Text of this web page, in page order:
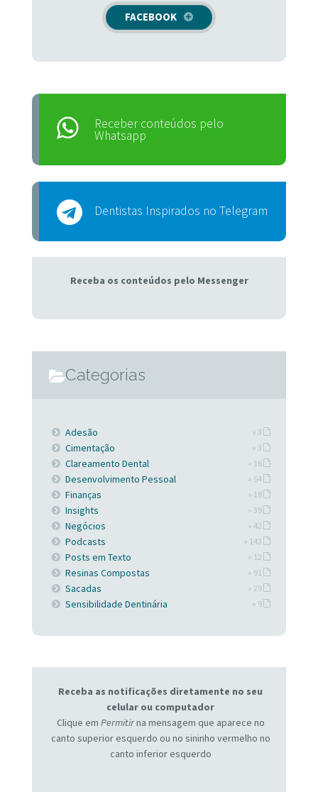
FACEBOOK
Receber conteúdos pelo
Whatsapp
Dentistas Inspirados no Telegram
Receba os conteúdos pelo Messenger
Categorias
Adesão » 3
Cimentação » 3
Clareamento Dental » 16
Desenvolvimento Pessoal » 54
Finanças » 18
Insights » 39
Negócios » 42
Podcasts » 143
Posts em Texto » 12
Resinas Compostas » 91
Sacadas » 29
Sensibilidade Dentinária » 9
Receba as notificações diretamente no seu
celular ou computador
Clique em Permitirna mensagem que aparece no
canto superior esquerdo ou no sininho vermelho no
canto inferior esquerdo